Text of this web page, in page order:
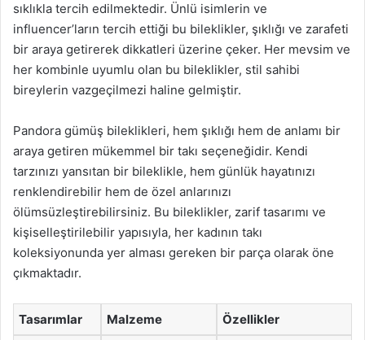
sıklıkla tercih edilmektedir. Ünlü isimlerin ve
influencer’ların tercih ettiği bu bileklikler, şıklığı ve zarafeti
bir araya getirerek dikkatleri üzerine çeker. Her mevsim ve
her kombinle uyumlu olan bu bileklikler, stil sahibi
bireylerin vazgeçilmezi haline gelmiştir.
Pandora gümüş bileklikleri, hem şıklığı hem de anlamı bir
araya getiren mükemmel bir takı seçeneğidir. Kendi
tarzınızı yansıtan bir bileklikle, hem günlük hayatınızı
renklendirebilir hem de özel anlarınızı
ölümsüzleştirebilirsiniz. Bu bileklikler, zarif tasarımı ve
kişiselleştirilebilir yapısıyla, her kadının takı
koleksiyonunda yer alması gereken bir parça olarak öne
çıkmaktadır.
Tasarımlar Malzeme Özellikler